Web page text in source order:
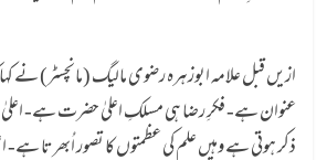
ازیں قبل علامہ ابوزہرہ رضوی مالیگ (مانچسٹر) نے
عنوان ہے- فکرِ رضا ہی مسلکِ اعلیٰ حضرت ہے-
ذکر ہوتی ہے وہیں علم کی عظمتوں کا تصور اُبھرتا ہے-